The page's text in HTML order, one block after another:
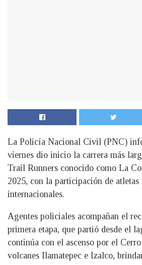
La Policía Nacional Civil (PNC)
viernes dio inicio la carrera más
Trail Runners conocido como La
2025, con la participación de atletas
internacionales.
Agentes policiales acompañan el
primera etapa, que partió desde el
continúa con el ascenso por el
volcanes Ilamatepec e Izalco,